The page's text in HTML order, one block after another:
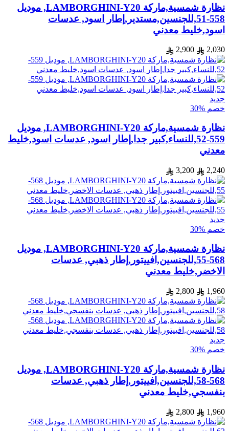
نظارة شمسية,ماركة LAMBORGHINI-Y20, موديل
558-51,للجنسين,مستدير,إطار اسود, عدسات
اسود,خليط معدني
2,030
2,900
جديد
خصم %30
نظارة شمسية,ماركة LAMBORGHINI-Y20, موديل
559-52,للنساء,كبير جدا,إطار اسود, عدسات اسود,خليط
معدني
2,240
3,200
جديد
خصم %30
نظارة شمسية,ماركة LAMBORGHINI-Y20, موديل
568-55,للجنسين,افييتور,إطار ذهبي, عدسات
الاخضر,خليط معدني
1,960
2,800
جديد
خصم %30
نظارة شمسية,ماركة LAMBORGHINI-Y20, موديل
568-58,للجنسين,افييتور,إطار ذهبي, عدسات
بنفسجي,خليط معدني
1,960
2,800